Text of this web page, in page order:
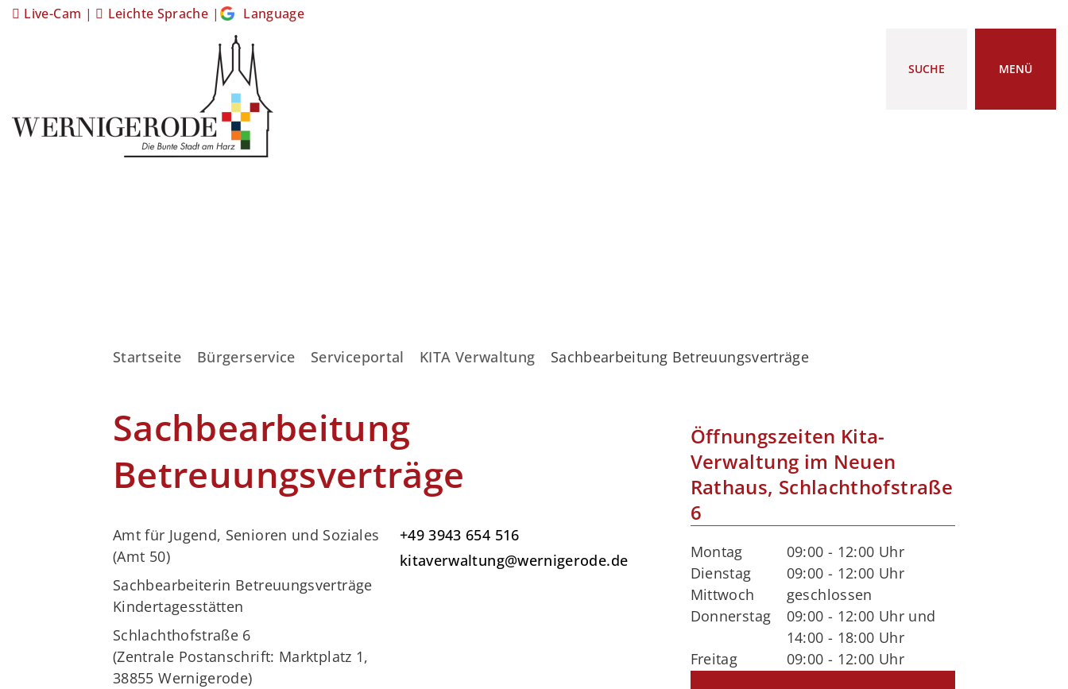
Live-Cam | Leichte Sprache | Language
SUCHE MENÜ
Startseite Bürgerservice Serviceportal KITA Verwaltung Sachbearbeitung Betreuungsverträge
Sachbearbeitung
Betreuungsverträge
Amt für Jugend, Senioren und Soziales
(Amt 50)
Sachbearbeiterin Betreuungsverträge
Kindertagesstätten
Schlachthofstraße 6
(Zentrale Postanschrift: Marktplatz 1,
38855 Wernigerode)
+49 3943 654 516
kitaverwaltung@wernigerode.de
Öffnungszeiten Kita-
Verwaltung im Neuen
Rathaus, Schlachthofstraße
6
Montag
09:00 - 12:00 Uhr
Dienstag
09:00 - 12:00 Uhr
Mittwoch
geschlossen
Donnerstag
09:00 - 12:00 Uhr und
14:00 - 18:00 Uhr
Freitag
09:00 - 12:00 Uhr